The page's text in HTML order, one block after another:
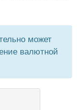
может
валютной